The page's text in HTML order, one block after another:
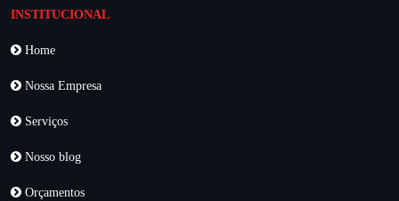
INSTITUCIONAL
Home
Nossa Empresa
Serviços
Nosso blog
Orçamentos